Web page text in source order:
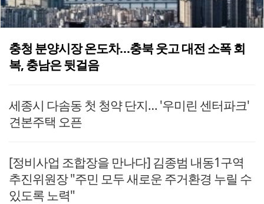
충청 분양시장 온도차…충북 웃고 대전 소폭 회
복, 충남은 뒷걸음
세종시 다솜동 첫 청약 단지… '우미린 센터파크'
견본주택 오픈
[정비사업 조합장을 만나다] 김종범 내동1구역
추진위원장 "주민 모두 새로운 주거환경 누릴 수
있도록 노력"